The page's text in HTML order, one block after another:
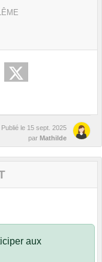
Publié le 15 sept. 2025
par Mathilde
aux